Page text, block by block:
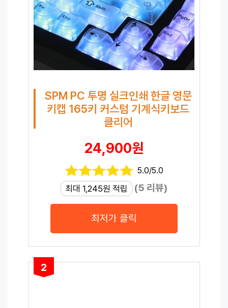
SPM PC 투명 실크인쇄 한글 영문
키캡 165키 커스텀 기계식키보드
클리어
24,900원
5.0/5.0
최대 1,245원 적립 (5 리뷰)
최저가 클릭
2